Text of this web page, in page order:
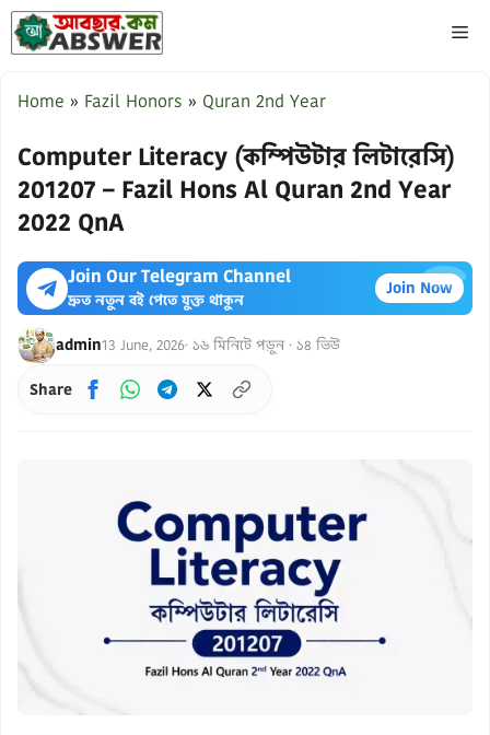
Skip
to
Home » Fazil Honors » Quran 2nd Year
Computer Literacy (কম্পিউটার লিটারেসি)
201207 – Fazil Hons Al Quran 2nd Year
2022 QnA
×
Join Our Telegram Channel
দ্রুত নতুন বই পেতে যুক্ত থাকুন
Join Now
admin13 June, 2026· ১৬ মিনিটে পড়ুন · ১৪ ভিউ
Share